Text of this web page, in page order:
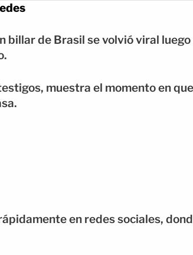
billar de Brasil se volvió viral
muestra el momento en
en redes sociales,